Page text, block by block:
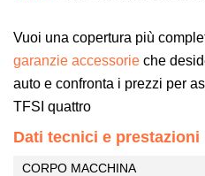
Vuoi una copertura più
garanzie accessorie che
auto e confronta i prezzi per
TFSI quattro
Dati tecnici e prestazioni
CORPO MACCHINA